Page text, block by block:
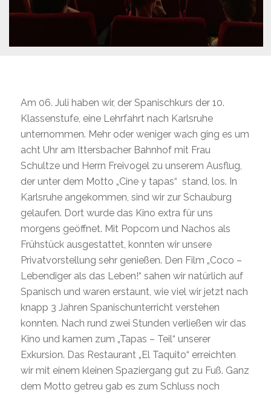
Am 06. Juli haben wir, der Spanischkurs der 10.
Klassenstufe, eine Lehrfahrt nach Karlsruhe
unternommen. Mehr oder weniger wach ging es um
acht Uhr am Ittersbacher Bahnhof mit Frau
Schultze und Herrn Freivogel zu unserem Ausflug,
der unter dem Motto „Cine y tapas“ stand, los. In
Karlsruhe angekommen, sind wir zur Schauburg
gelaufen. Dort wurde das Kino extra für uns
morgens geöffnet. Mit Popcorn und Nachos als
Frühstück ausgestattet, konnten wir unsere
Privatvorstellung sehr genießen. Den Film „Coco –
Lebendiger als das Leben!“ sahen wir natürlich auf
Spanisch und waren erstaunt, wie viel wir jetzt nach
knapp 3 Jahren Spanischunterricht verstehen
konnten. Nach rund zwei Stunden verließen wir das
Kino und kamen zum „Tapas – Teil“ unserer
Exkursion. Das Restaurant „El Taquito“ erreichten
wir mit einem kleinen Spaziergang gut zu Fuß. Ganz
dem Motto getreu gab es zum Schluss noch